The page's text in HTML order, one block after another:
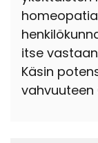
itse
Käsin
vahvuuteen